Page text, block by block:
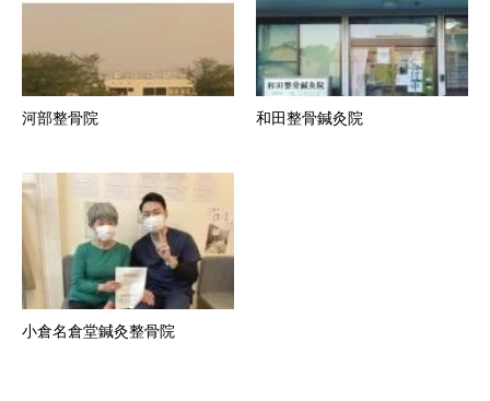
河部整骨院 和田整骨鍼灸院
小倉名倉堂鍼灸整骨院